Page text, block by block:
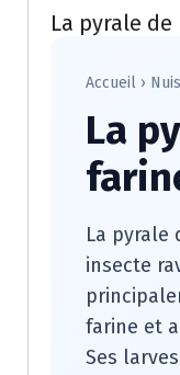
La pyrale
Accueil ›
La
La pyrale
insecte
farine et
Ses